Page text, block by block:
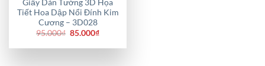
Giấy Dán Tường 3D Họa
Tiết Hoa Dập Nổi Đính Kim
Cương – 3D028
95.000₫ Giá
là:
85.000₫Giá
tại